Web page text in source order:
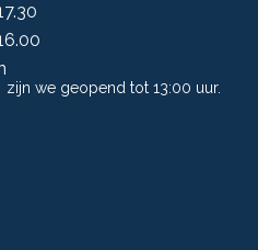
zijn we geopend tot 13:00 uur.